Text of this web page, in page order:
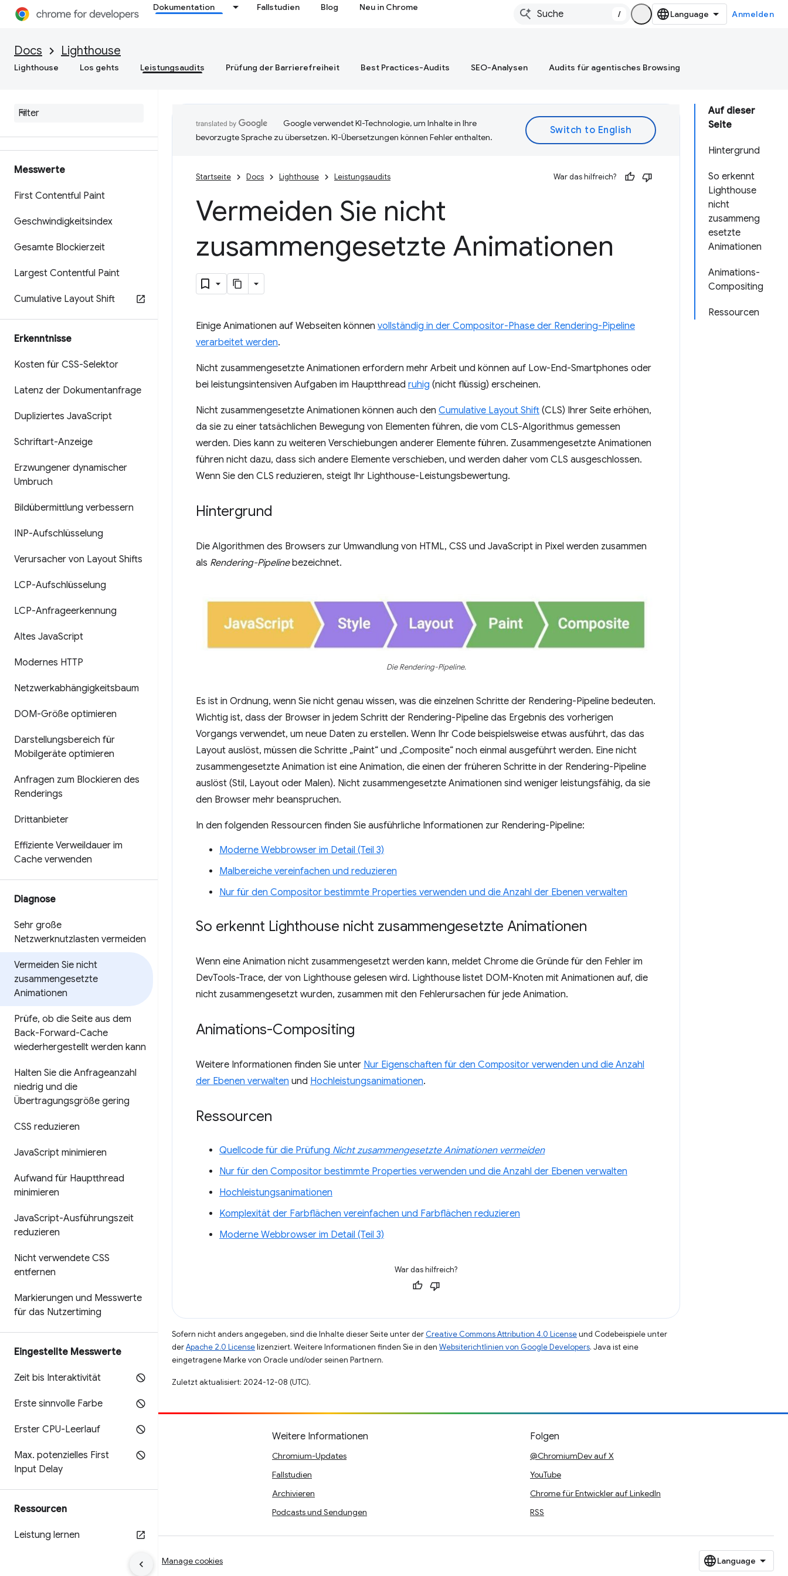
Dokumentation Fallstudien Blog Neu in Chrome
/ Anmelden
Docs Lighthouse
Lighthouse Los gehts Leistungsaudits Prüfung der Barrierefreiheit Best Practices-Audits SEO-Analysen Audits für agentisches Browsing
Messwerte
First Contentful Paint
Geschwindigkeitsindex
Gesamte Blockierzeit
Largest Contentful Paint
Cumulative Layout Shift
Erkenntnisse
Kosten für CSS-Selektor
Latenz der Dokumentanfrage
Dupliziertes JavaScript
Schriftart-Anzeige
Erzwungener dynamischer
Umbruch
Bildübermittlung verbessern
INP-Aufschlüsselung
Verursacher von Layout Shifts
LCP-Aufschlüsselung
LCP-Anfrageerkennung
Altes JavaScript
Modernes HTTP
Netzwerkabhängigkeitsbaum
DOM-Größe optimieren
Darstellungsbereich für
Mobilgeräte optimieren
Anfragen zum Blockieren des
Renderings
Drittanbieter
Effiziente Verweildauer im
Cache verwenden
Diagnose
Sehr große
Netzwerknutzlasten vermeiden
Vermeiden Sie nicht
zusammengesetzte
Animationen
Prüfe, ob die Seite aus dem
Back-Forward-Cache
wiederhergestellt werden kann
Halten Sie die Anfrageanzahl
niedrig und die
Übertragungsgröße gering
CSS reduzieren
JavaScript minimieren
Aufwand für Hauptthread
minimieren
JavaScript-Ausführungszeit
reduzieren
Nicht verwendete CSS
entfernen
Markierungen und Messwerte
für das Nutzertiming
Eingestellte Messwerte
Zeit bis Interaktivität
Erste sinnvolle Farbe
Erster CPU-Leerlauf
Max. potenzielles First
Input Delay
Ressourcen
Leistung lernen
Auf dieser
Seite
Hintergrund
So erkennt
Lighthouse
nicht
zusammeng
esetzte
Animationen
Animations-
Compositing
Ressourcen
Google verwendet KI-Technologie, um Inhalte in Ihre
bevorzugte Sprache zu übersetzen. KI-Übersetzungen können Fehler enthalten.
Startseite Docs Lighthouse Leistungsaudits War das hilfreich?
Vermeiden Sie nicht
zusammengesetzte Animationen
Einige Animationen auf Webseiten können vollständig in der Compositor-Phase der Rendering-Pipeline
verarbeitet werden.
Nicht zusammengesetzte Animationen erfordern mehr Arbeit und können auf Low-End-Smartphones oder
bei leistungsintensiven Aufgaben im Hauptthread ruhig (nicht flüssig) erscheinen.
Nicht zusammengesetzte Animationen können auch den Cumulative Layout Shift (CLS) Ihrer Seite erhöhen,
da sie zu einer tatsächlichen Bewegung von Elementen führen, die vom CLS-Algorithmus gemessen
werden. Dies kann zu weiteren Verschiebungen anderer Elemente führen. Zusammengesetzte Animationen
führen nicht dazu, dass sich andere Elemente verschieben, und werden daher vom CLS ausgeschlossen.
Wenn Sie den CLS reduzieren, steigt Ihr Lighthouse-Leistungsbewertung.
Hintergrund
Die Algorithmen des Browsers zur Umwandlung von HTML, CSS und JavaScript in Pixel werden zusammen
als Rendering-Pipelinebezeichnet.
Die Rendering-Pipeline.
Es ist in Ordnung, wenn Sie nicht genau wissen, was die einzelnen Schritte der Rendering-Pipeline bedeuten.
Wichtig ist, dass der Browser in jedem Schritt der Rendering-Pipeline das Ergebnis des vorherigen
Vorgangs verwendet, um neue Daten zu erstellen. Wenn Ihr Code beispielsweise etwas ausführt, das das
Layout auslöst, müssen die Schritte „Paint“ und „Composite“ noch einmal ausgeführt werden. Eine nicht
zusammengesetzte Animation ist eine Animation, die einen der früheren Schritte in der Rendering-Pipeline
auslöst (Stil, Layout oder Malen). Nicht zusammengesetzte Animationen sind weniger leistungsfähig, da sie
den Browser mehr beanspruchen.
In den folgenden Ressourcen finden Sie ausführliche Informationen zur Rendering-Pipeline:
Moderne Webbrowser im Detail (Teil 3)
Malbereiche vereinfachen und reduzieren
Nur für den Compositor bestimmte Properties verwenden und die Anzahl der Ebenen verwalten
So erkennt Lighthouse nicht zusammengesetzte Animationen
Wenn eine Animation nicht zusammengesetzt werden kann, meldet Chrome die Gründe für den Fehler im
DevTools-Trace, der von Lighthouse gelesen wird. Lighthouse listet DOM-Knoten mit Animationen auf, die
nicht zusammengesetzt wurden, zusammen mit den Fehlerursachen für jede Animation.
Animations-Compositing
Weitere Informationen finden Sie unter Nur Eigenschaften für den Compositor verwenden und die Anzahl
der Ebenen verwalten und Hochleistungsanimationen.
Ressourcen
Quellcode für die Prüfung Nicht zusammengesetzte Animationen vermeiden
Nur für den Compositor bestimmte Properties verwenden und die Anzahl der Ebenen verwalten
Hochleistungsanimationen
Komplexität der Farbflächen vereinfachen und Farbflächen reduzieren
Moderne Webbrowser im Detail (Teil 3)
War das hilfreich?
Sofern nicht anders angegeben, sind die Inhalte dieser Seite unter der Creative Commons Attribution 4.0 Licenseund Codebeispiele unter
derApache 2.0 Licenselizenziert. Weitere Informationen finden Sie in den Websiterichtlinien von Google Developers. Java ist eine
eingetragene Marke von Oracle und/oder seinen Partnern.
Zuletzt aktualisiert: 2024-12-08 (UTC).
Fehler melden
Offene Fragen ansehen
Weitere Informationen
Chromium-Updates
Fallstudien
Archivieren
Podcasts und Sendungen
Folgen
@ChromiumDev auf X
YouTube
Chrome für Entwickler auf LinkedIn
RSS
Datenschutz Manage cookies